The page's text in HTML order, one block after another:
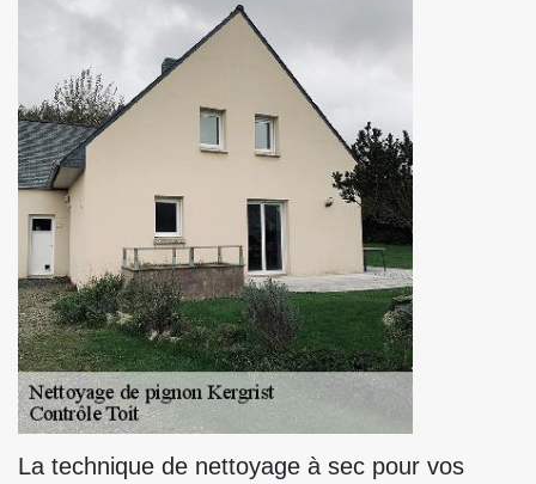
La technique de nettoyage à sec pour vos